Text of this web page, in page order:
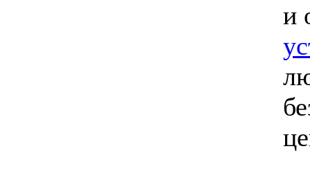
и